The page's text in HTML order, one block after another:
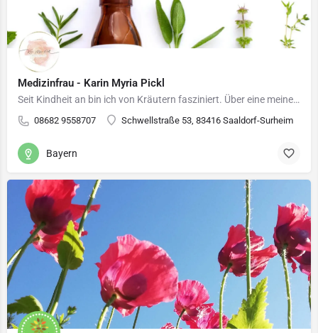
Medizinfrau - Karin Myria Pickl
Seit Kindheit an bin ich von Kräutern fasziniert. Über eine meiner Omas konnte ich erste Einblicke in die…
08682 9558707 Schwellstraße 53, 83416 Saaldorf-Surheim
Bayern